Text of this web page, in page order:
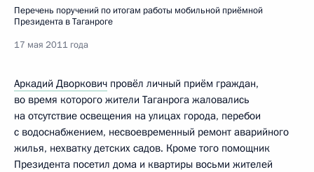
Перечень поручений по итогам работы мобильной приёмной
Президента в Таганроге
17 мая 2011 года
Аркадий Дворкович провёл личный приём граждан,
во время которого жители Таганрога жаловались
на отсутствие освещения на улицах города, перебои
с водоснабжением, несвоевременный ремонт аварийного
жилья, нехватку детских садов. Кроме того помощник
Президента посетил дома и квартиры восьми жителей